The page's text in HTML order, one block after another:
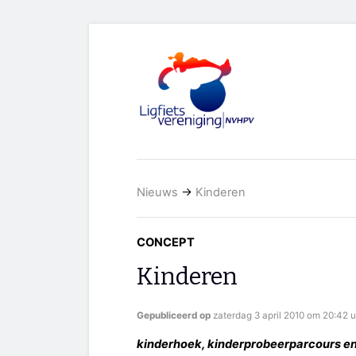
Nieuws → Kinderen
CONCEPT
Kinderen
Gepubliceerd op zaterdag 3 april 2010 om 20:42
kinderhoek, kinderprobeerparcours